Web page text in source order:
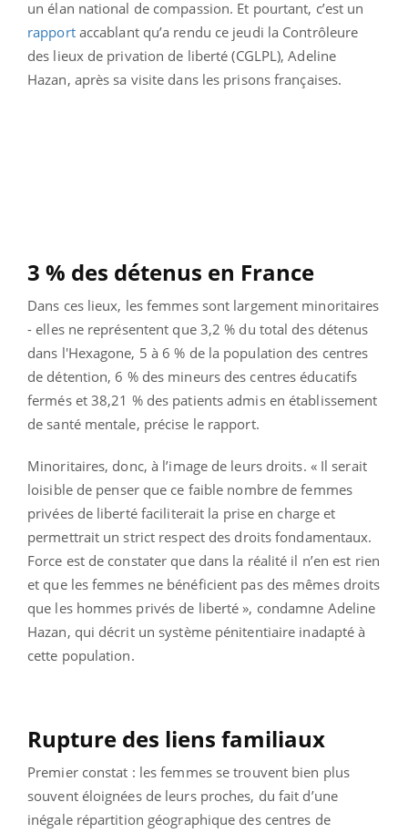
un élan national de compassion. Et pourtant, c’est un
rapportaccablant qu’a rendu ce jeudi la Contrôleure
des lieux de privation de liberté (CGLPL), Adeline
Hazan, après sa visite dans les prisons françaises.
3 % des détenus en France
Dans ces lieux, les femmes sont largement minoritaires
- elles ne représentent que 3,2 % du total des détenus
dans l'Hexagone, 5 à 6 % de la population des centres
de détention, 6 % des mineurs des centres éducatifs
fermés et 38,21 % des patients admis en établissement
de santé mentale, précise le rapport.
Minoritaires, donc, à l’image de leurs droits. « Il serait
loisible de penser que ce faible nombre de femmes
privées de liberté faciliterait la prise en charge et
permettrait un strict respect des droits fondamentaux.
Force est de constater que dans la réalité il n’en est rien
et que les femmes ne bénéficient pas des mêmes droits
que les hommes privés de liberté », condamne Adeline
Hazan, qui décrit un système pénitentiaire inadapté à
cette population.
Rupture des liens familiaux
Premier constat : les femmes se trouvent bien plus
souvent éloignées de leurs proches, du fait d’une
inégale répartition géographique des centres de